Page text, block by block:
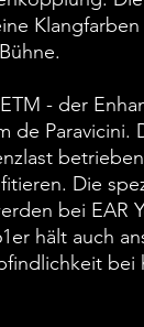
- der
de Paravicini.
Die
bei EAR
hält auch
bei